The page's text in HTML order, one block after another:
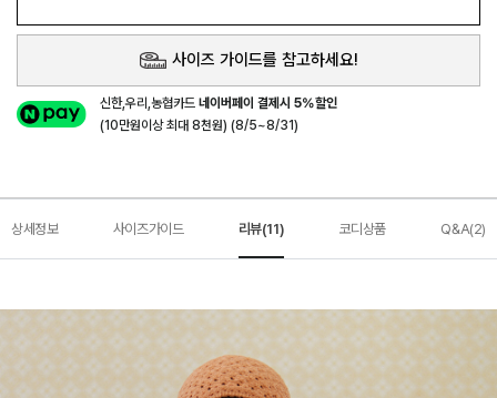
사이즈 가이드를 참고하세요!
신한,우리,농협카드네이버페이 결제시 5%할인
(10만원이상 최대 8천원) (8/5~8/31)
상세정보 사이즈가이드 리뷰(11) 코디상품 Q&A(2)